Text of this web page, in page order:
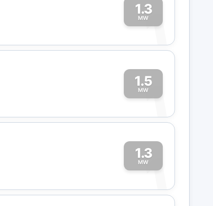
1.3
MW
1
1.5
MW
1
1.3
MW
1